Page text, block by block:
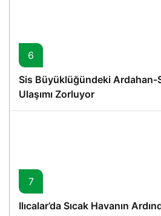
6
Sis Büyüklüğündeki Ardahan-
Ulaşımı Zorluyor
7
Ilıcalar’da Sıcak Havanın